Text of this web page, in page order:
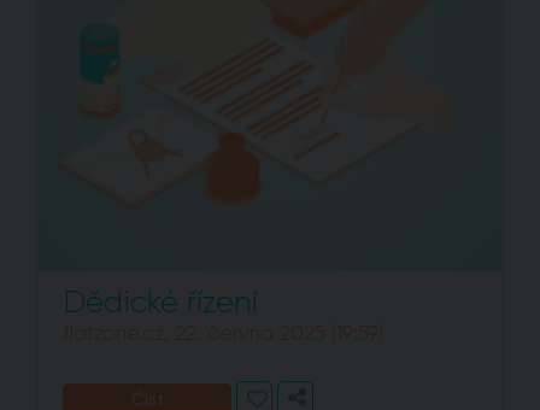
Dědické řízení
flatzone.cz, 22. června 2025 (19:59)
Číst